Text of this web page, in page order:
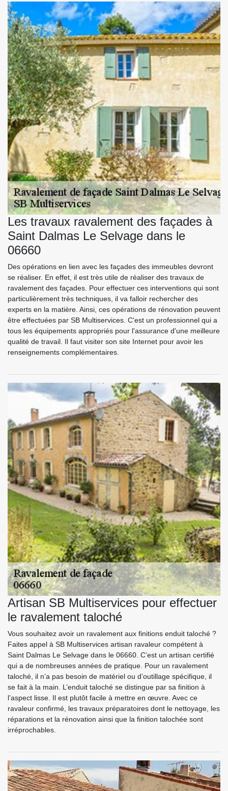
Les travaux ravalement des façades à
Saint Dalmas Le Selvage dans le
06660
Des opérations en lien avec les façades des immeubles devront
se réaliser. En effet, il est très utile de réaliser des travaux de
ravalement des façades. Pour effectuer ces interventions qui sont
particulièrement très techniques, il va falloir rechercher des
experts en la matière. Ainsi, ces opérations de rénovation peuvent
être effectuées par SB Multiservices. C'est un professionnel qui a
tous les équipements appropriés pour l'assurance d'une meilleure
qualité de travail. Il faut visiter son site Internet pour avoir les
renseignements complémentaires.
Artisan SB Multiservices pour effectuer
le ravalement taloché
Vous souhaitez avoir un ravalement aux finitions enduit taloché ?
Faites appel à SB Multiservices artisan ravaleur compétent à
Saint Dalmas Le Selvage dans le 06660. C’est un artisan certifié
qui a de nombreuses années de pratique. Pour un ravalement
taloché, il n’a pas besoin de matériel ou d’outillage spécifique, il
se fait à la main. L’enduit taloché se distingue par sa finition à
l’aspect lisse. Il est plutôt facile à mettre en œuvre. Avec ce
ravaleur confirmé, les travaux préparatoires dont le nettoyage, les
réparations et la rénovation ainsi que la finition talochée sont
irréprochables.